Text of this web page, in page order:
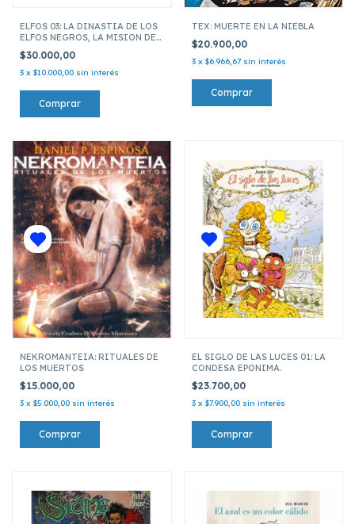
ELFOS 03: LA DINASTIA DE LOS
ELFOS NEGROS, LA MISION DE
$30.000,00
3 x $10.000,00 sin interés
TEX: MUERTE EN LA NIEBLA
$20.900,00
3 x $6.966,67 sin interés
NEKROMANTEIA: RITUALES DE
LOS MUERTOS
$15.000,00
3 x $5.000,00 sin interés
EL SIGLO DE LAS LUCES 01: LA
CONDESA EPONIMA.
$23.700,00
3 x $7.900,00 sin interés